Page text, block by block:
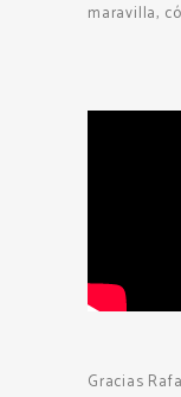
maravilla,
Gracias